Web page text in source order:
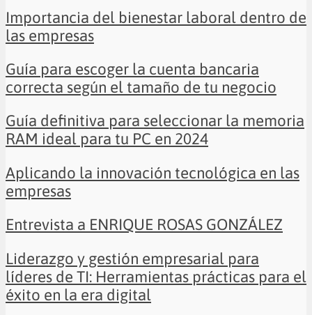
Importancia del bienestar laboral dentro de
las empresas
Guía para escoger la cuenta bancaria
correcta según el tamaño de tu negocio
Guía definitiva para seleccionar la memoria
RAM ideal para tu PC en 2024
Aplicando la innovación tecnológica en las
empresas
Entrevista a ENRIQUE ROSAS GONZÁLEZ
Liderazgo y gestión empresarial para
líderes de TI: Herramientas prácticas para el
éxito en la era digital